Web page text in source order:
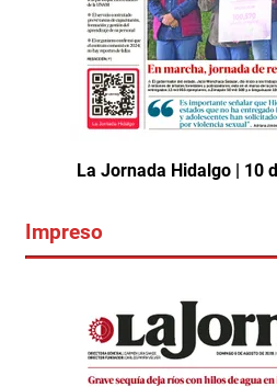
La Jornada Hidalgo | 10
Impreso